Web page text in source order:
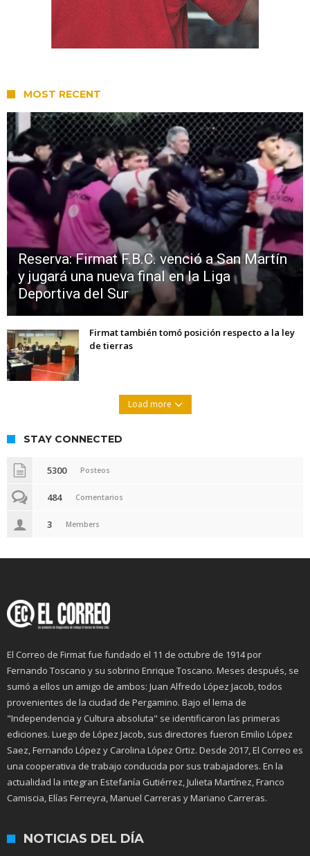
MOST RECENT
Reserva: Firmat F.B.C. venció a San Martín
y jugará una nueva final en la Liga
Deportiva del Sur
Firmat también tomó posición respecto a la ley
de tierras
Load more
STAY CONNECTED
5300 Posteos
484 Comentarios
3 Members
El Correo de Firmat fue fundado el 11 de octubre de 1914 por
Fernando Toscano y su sobrino Enrique Toscano. Meses después, se
sumó a ellos un amigo de ambos: Juan Alfredo López Jacob, todos
provenientes de la ciudad de Pergamino. Bajo el lema de
"Independencia y Cultura absoluta" se identificaron las primeras
ediciones. Luego de López Jacob, sus directores fueron Emilio López
Saez, Fernando López y Carolina López Ortiz. Desde 2017, El Correo es
una cooperativa de trabajo conducida por sus trabajadores. En la
actualidad la integran Estefanía Gutiérrez, Julieta Martínez, Franco
Camiscia, Elías Ferreyra, Manuel Carreras y Mariano Carreras.
NOTICIAS DEL DÍA